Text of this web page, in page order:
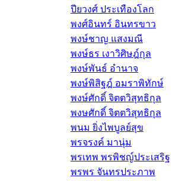
ปียวงศ์ ประเทืองโลก
พงศ์อินทร์ อินทรขาว
พงษ์ชาญ แสงมณี
พงษ์ธร เงาวิศิษฎ์กุล
พงษ์พันธ์ อำนาจ
พงษ์พิสิฐฎ์ อมราพิทักษ์
พงษ์ศักดิ์ จิตตวิสุทธิกุล
พงษศักดิ์ จิตตวิสุทธิกุล
พนม ยิ่งไพบูลย์สุข
พรจรงค์ มานุ่ม
พรเทพ พรพิชญ์ประเสริฐ
พรพร จันทรประภาพ